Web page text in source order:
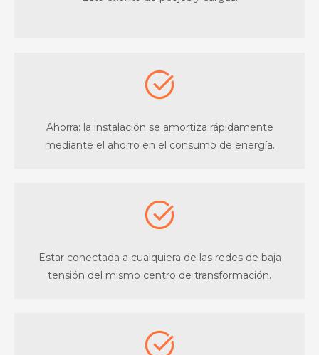
Ahorra: la instalación se amortiza rápidamente
mediante el ahorro en el consumo de energía.
Estar conectada a cualquiera de las redes de baja
tensión del mismo centro de transformación.